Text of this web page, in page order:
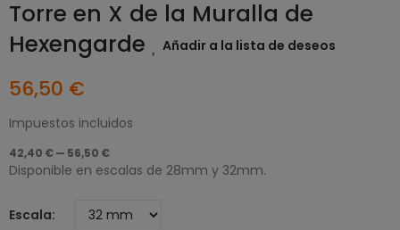
Torre en X de la Muralla de
Hexengarde
Añadir a la lista de deseos
56,50 €
Impuestos incluidos
42,40 € — 56,50 €
Disponible en escalas de 28mm y 32mm.
Escala